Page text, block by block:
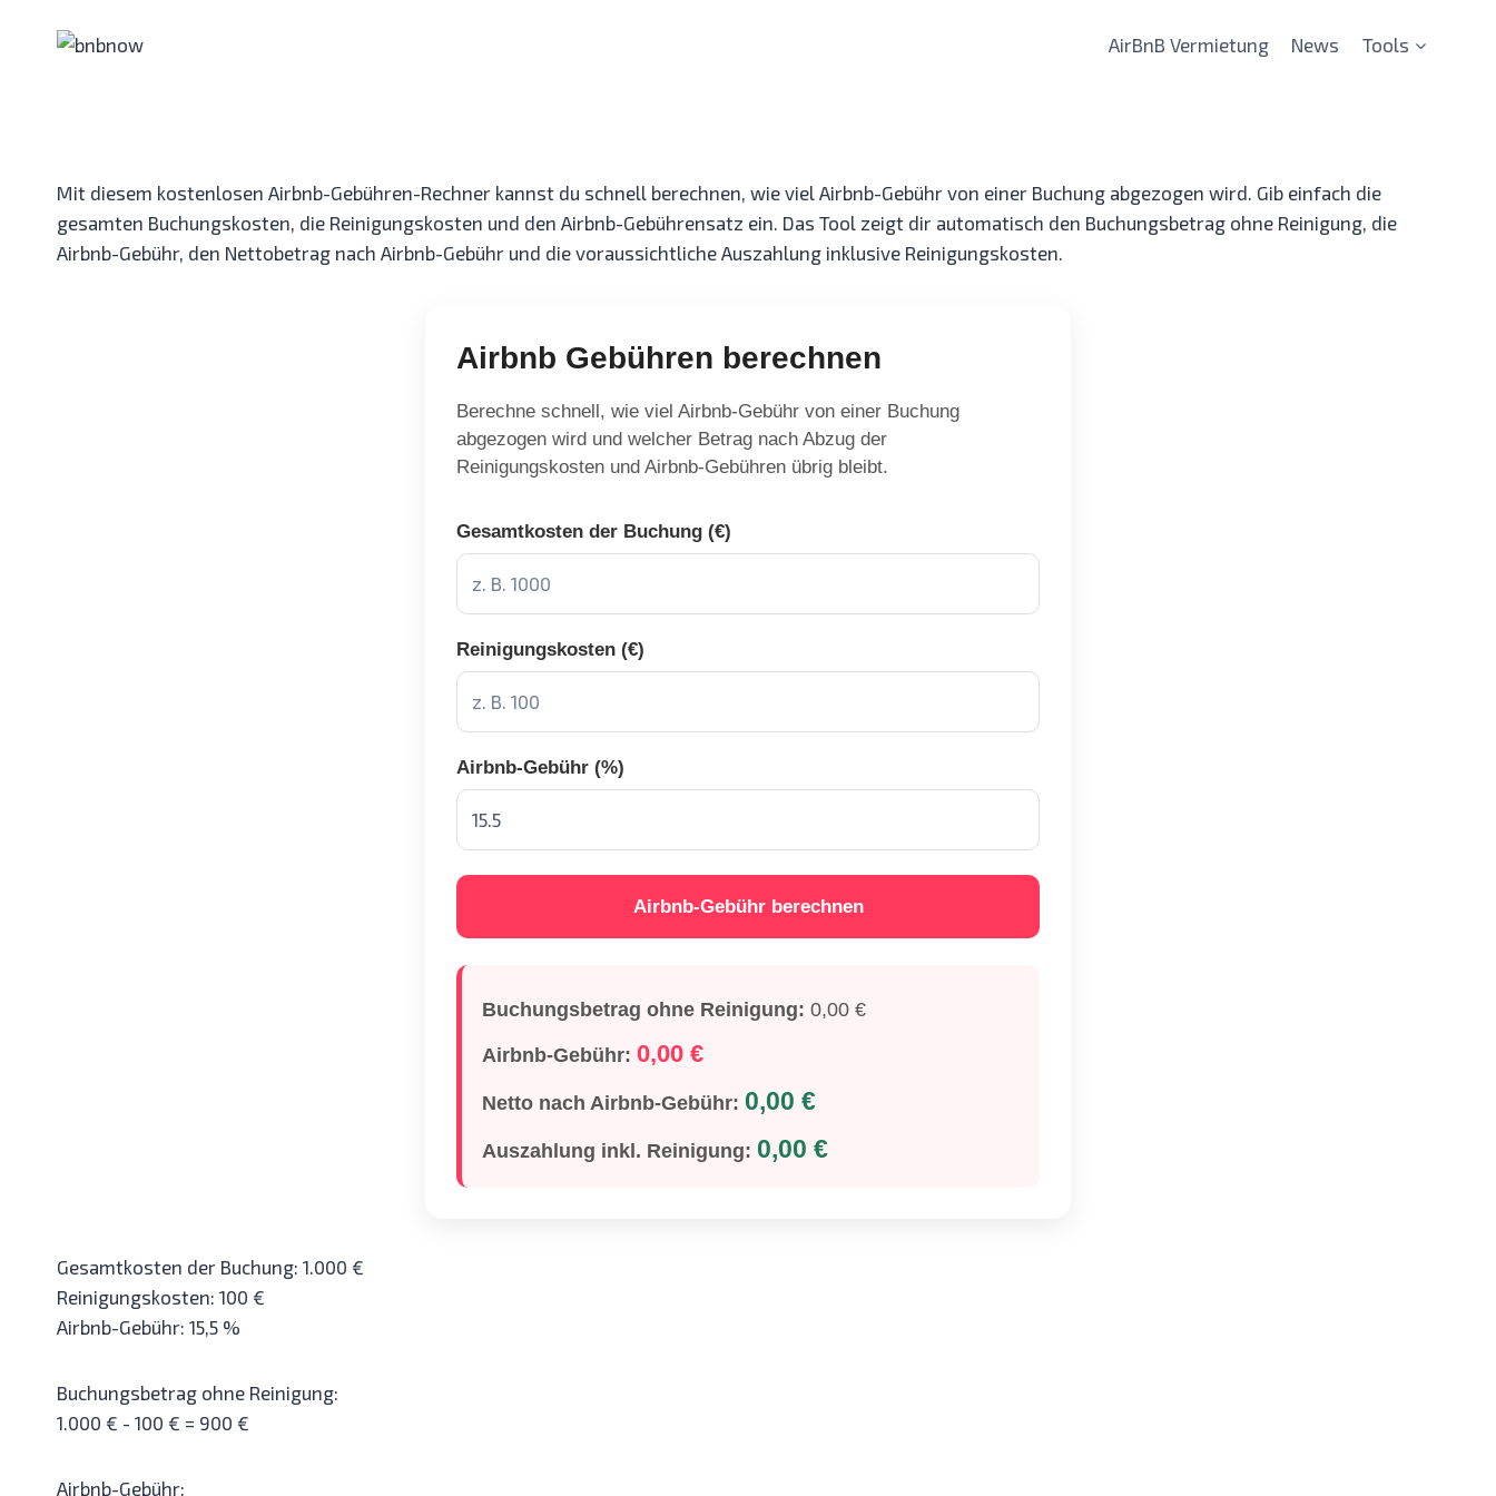
AirBnB Vermietung News Tools
Mit diesem kostenlosen Airbnb-Gebühren-Rechner kannst du schnell berechnen, wie viel Airbnb-Gebühr von einer Buchung abgezogen wird. Gib einfach die
gesamten Buchungskosten, die Reinigungskosten und den Airbnb-Gebührensatz ein. Das Tool zeigt dir automatisch den Buchungsbetrag ohne Reinigung, die
Airbnb-Gebühr, den Nettobetrag nach Airbnb-Gebühr und die voraussichtliche Auszahlung inklusive Reinigungskosten.
Airbnb Gebühren berechnen
Berechne schnell, wie viel Airbnb-Gebühr von einer Buchung
abgezogen wird und welcher Betrag nach Abzug der
Reinigungskosten und Airbnb-Gebühren übrig bleibt.
Gesamtkosten der Buchung (€)
Reinigungskosten (€)
Airbnb-Gebühr (%)
Airbnb-Gebühr berechnen
Buchungsbetrag ohne Reinigung: 0,00 €
Airbnb-Gebühr: 0,00 €
Netto nach Airbnb-Gebühr: 0,00 €
Auszahlung inkl. Reinigung: 0,00 €
Gesamtkosten der Buchung: 1.000 €
Reinigungskosten: 100 €
Airbnb-Gebühr: 15,5 %
Buchungsbetrag ohne Reinigung:
1.000 € - 100 € = 900 €
Airbnb-Gebühr: